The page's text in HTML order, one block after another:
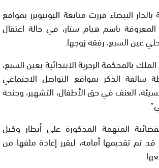
بالدار البيضاء قررت متابعة اليوتيوبرز بمواقع
المعروفة باسم هيام ستار، في حالة اعتقال
عين السبع، رفقة زوجها.
بالمحكمة الزجرية الابتدائية بعين السبع،
سالفة الذكر بمواقع التواصل الاجتماعي
العنف في حق الأطفال، التشهير، وجنحة
المتهمة المذكورة على أنظار وكيل
تم تقديمها أمامه، ليقرر إعادة ملفها من